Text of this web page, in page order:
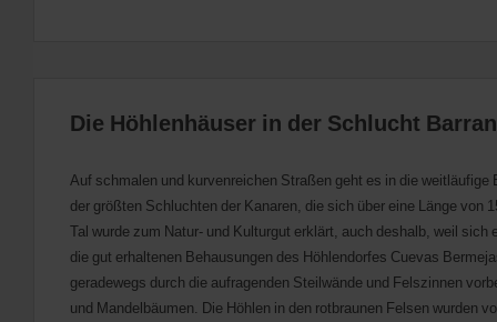
Die Höhlenhäuser in der Schlucht
Auf schmalen und kurvenreichen Straßen geht es in die weitläufige
der größten Schluchten der Kanaren, die sich über eine Länge von
Tal wurde zum Natur- und Kulturgut erklärt, auch deshalb, weil sich
die gut erhaltenen Behausungen des Höhlendorfes Cuevas
geradewegs durch die aufragenden Steilwände und Felszinnen
und Mandelbäumen. Die Höhlen in den rotbraunen Felsen wurden